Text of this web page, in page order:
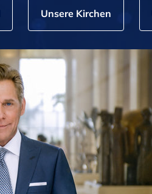
Unsere Kirchen